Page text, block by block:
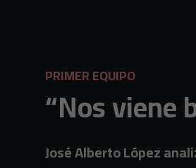
PRIMER EQUIPO
“Nos viene
José Alberto López